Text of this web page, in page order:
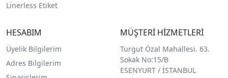
Linerless Etiket
HESABIM
Üyelik Bilgilerim
Adres Bilgilerim
MÜŞTERİ HİZMETLERİ
Turgut Özal Mahallesi. 63.
Sokak No:15/B
ESENYURT / İSTANBUL